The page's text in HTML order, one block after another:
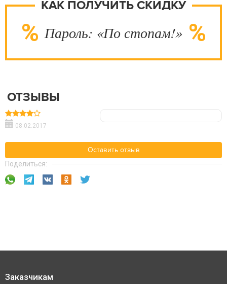
КАК ПОЛУЧИТЬ СКИДКУ
Пароль: «По стопам!»
ОТЗЫВЫ
08.02.2017
Оставить отзыв
Поделиться:
Заказчикам